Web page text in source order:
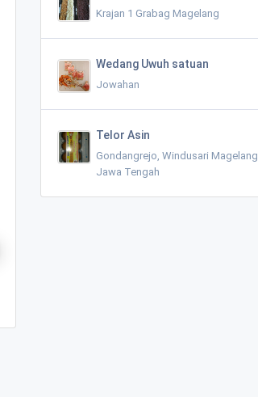
Krajan 1 Grabag Magelang
Wedang Uwuh satuan
Jowahan
Telor Asin
Gondangrejo, Windusari Magelang
Jawa Tengah